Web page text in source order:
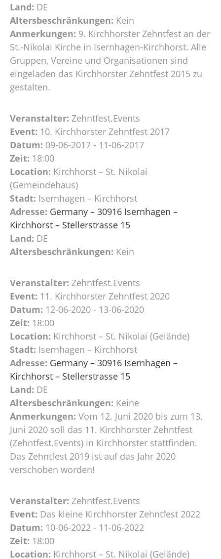
Land: DE
Altersbeschränkungen: Kein
Anmerkungen: 9. Kirchhorster Zehntfest an der
St.-Nikolai Kirche in Isernhagen-Kirchhorst. Alle
Gruppen, Vereine und Organisationen sind
eingeladen das Kirchhorster Zehntfest 2015 zu
gestalten.
Veranstalter: Zehntfest.Events
Event: 10. Kirchhorster Zehntfest 2017
Datum: 09-06-2017 - 11-06-2017
Zeit: 18:00
Location: Kirchhorst – St. Nikolai
(Gemeindehaus)
Stadt: Isernhagen – Kirchhorst
Adresse: Germany – 30916 Isernhagen –
Kirchhorst – Stellerstrasse 15
Land: DE
Altersbeschränkungen: Kein
Veranstalter: Zehntfest.Events
Event: 11. Kirchhorster Zehntfest 2020
Datum: 12-06-2020 - 13-06-2020
Zeit: 18:00
Location: Kirchhorst – St. Nikolai (Gelände)
Stadt: Isernhagen – Kirchhorst
Adresse: Germany – 30916 Isernhagen –
Kirchhorst – Stellerstrasse 15
Land: DE
Altersbeschränkungen: Keine
Anmerkungen: Vom 12. Juni 2020 bis zum 13.
Juni 2020 soll das 11. Kirchhorster Zehntfest
(Zehntfest.Events) in Kirchhorster stattfinden.
Das Zehntfest 2019 ist auf das Jahr 2020
verschoben worden!
Veranstalter: Zehntfest.Events
Event: Das kleine Kirchhorster Zehntfest 2022
Datum: 10-06-2022 - 11-06-2022
Zeit: 18:00
Location: Kirchhorst – St. Nikolai (Gelände)